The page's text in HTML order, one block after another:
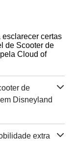
certas
de Scooter de
Cloud of
de
Disneyland
extra